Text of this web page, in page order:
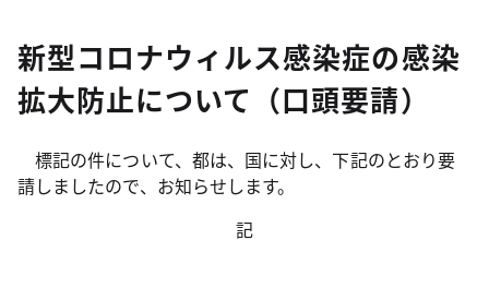
新型コロナウィルス感染症の感染
拡大防止について（口頭要請）
標記の件について、都は、国に対し、下記のとおり要
請しましたので、お知らせします。
記